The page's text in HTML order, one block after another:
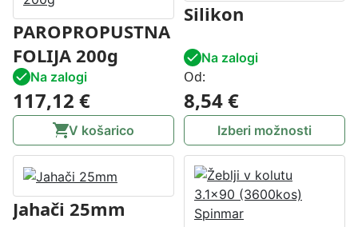
PAROPROPUSTNA
FOLIJA 200g
Na zalogi
117,12 €
V košarico
Silikon
Na zalogi
Od:
8,54€
Izberi možnosti
Jahači 25mm